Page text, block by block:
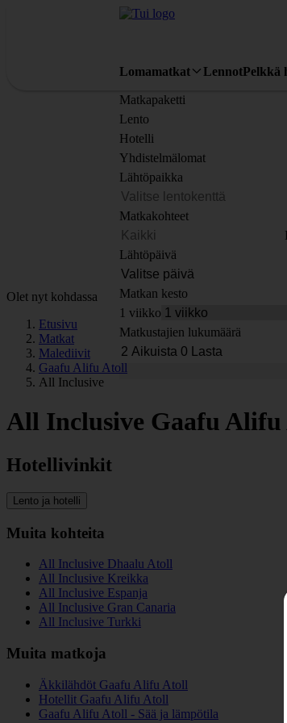
Lomamatkat LennotPelkkä
Matkapaketti
Lento
Hotelli
Yhdistelmälomat
Lähtöpaikka
Matkakohteet
Lähtöpäivä
Matkan kesto
1 viikko
Matkustajien lukumäärä
Olet nyt kohdassa
Etusivu
Matkat
Malediivit
Gaafu Alifu Atoll
All Inclusive
All Inclusive Gaafu
Hotellivinkit
Lento ja hotelli
Muita kohteita
All Inclusive Dhaalu Atoll
All Inclusive Kreikka
All Inclusive Espanja
All Inclusive Gran Canaria
All Inclusive Turkki
Muita matkoja
Äkkilähdöt Gaafu Alifu Atoll
Hotellit Gaafu Alifu Atoll
Gaafu Alifu Atoll - Sää ja lämpötila